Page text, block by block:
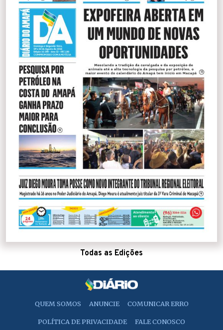
Todas as Edições
QUEM SOMOS ANUNCIE COMUNICAR ERRO
POLÍTICA DE PRIVACIDADE FALE CONOSCO